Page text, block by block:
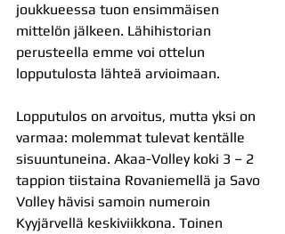
joukkueessa tuon ensimmäisen
mittelön jälkeen. Lähihistorian
perusteella emme voi ottelun
lopputulosta lähteä arvioimaan.
Lopputulos on arvoitus, mutta yksi on
varmaa: molemmat tulevat kentälle
sisuuntuneina. Akaa-Volley koki 3 – 2
tappion tiistaina Rovaniemellä ja Savo
Volley hävisi samoin numeroin
Kyyjärvellä keskiviikkona. Toinen